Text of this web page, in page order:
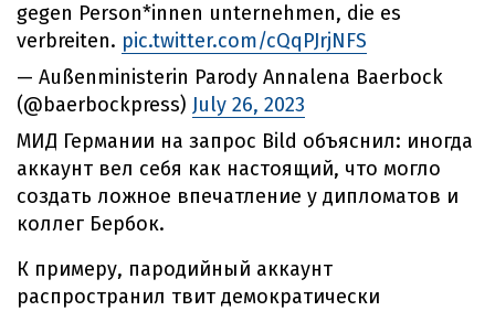
gegen Person*innen unternehmen, die es
verbreiten. pic.twitter.com/cQqPJrjNFS
— Außenministerin Parody Annalena Baerbock
(@baerbockpress) July 26, 2023
МИД Германии на запрос Bild объяснил: иногда
аккаунт вел себя как настоящий, что могло
создать ложное впечатление у дипломатов и
коллег Бербок.
К примеру, пародийный аккаунт
распространил твит демократически